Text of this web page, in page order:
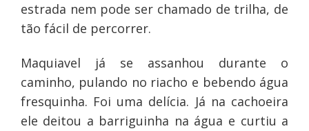
estrada nem pode ser chamado de trilha, de
tão fácil de percorrer.
Maquiavel já se assanhou durante o
caminho, pulando no riacho e bebendo água
fresquinha. Foi uma delícia. Já na cachoeira
ele deitou a barriguinha na água e curtiu a